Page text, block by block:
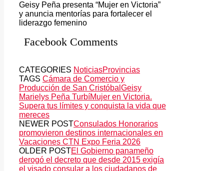
Geisy Peña presenta “Mujer en Victoria”
y anuncia mentorías para fortalecer el
liderazgo femenino
Facebook Comments
CATEGORIES NoticiasProvincias
TAGS Cámara de Comercio y
Producción de San Cristóbal Geisy
Marielys Peña TurbíMujer en Victoria.
Supera tus límites y conquista la vida que
mereces
NEWER POSTConsulados Honorarios
promovieron destinos internacionales en
Vacaciones CTN Expo Feria 2026
OLDER POSTEl Gobierno panameño
derogó el decreto que desde 2015 exigía
el visado consular a los ciudadanos de